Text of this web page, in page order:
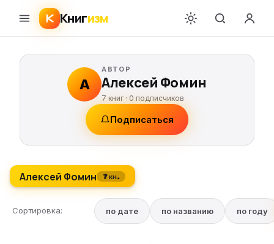
Книгизм
А
АВТОР
Алексей Фомин
7 книг ·0 подписчиков
Подписаться
Алексей Фомин 7 кн.
Сортировка: по дате по названию по году